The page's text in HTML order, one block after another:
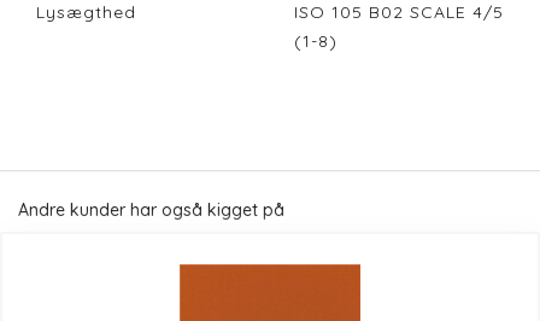
Lysægthed
ISO 105 B02 SCALE 4/5
(1-8)
Andre kunder har også kigget på